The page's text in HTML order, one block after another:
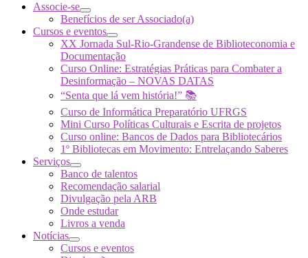
Associe-se
Benefícios de ser Associado(a)
Cursos e eventos
XX Jornada Sul-Rio-Grandense de Biblioteconomia e
Documentação
Curso Online: Estratégias Práticas para Combater a
Desinformação – NOVAS DATAS
“Senta que lá vem história!” 📚
Curso de Informática Preparatório UFRGS
Mini Curso Políticas Culturais e Escrita de projetos
Curso online: Bancos de Dados para Bibliotecários
1º Bibliotecas em Movimento: Entrelaçando Saberes
Serviços
Banco de talentos
Recomendação salarial
Divulgação pela ARB
Onde estudar
Livros a venda
Notícias
Cursos e eventos